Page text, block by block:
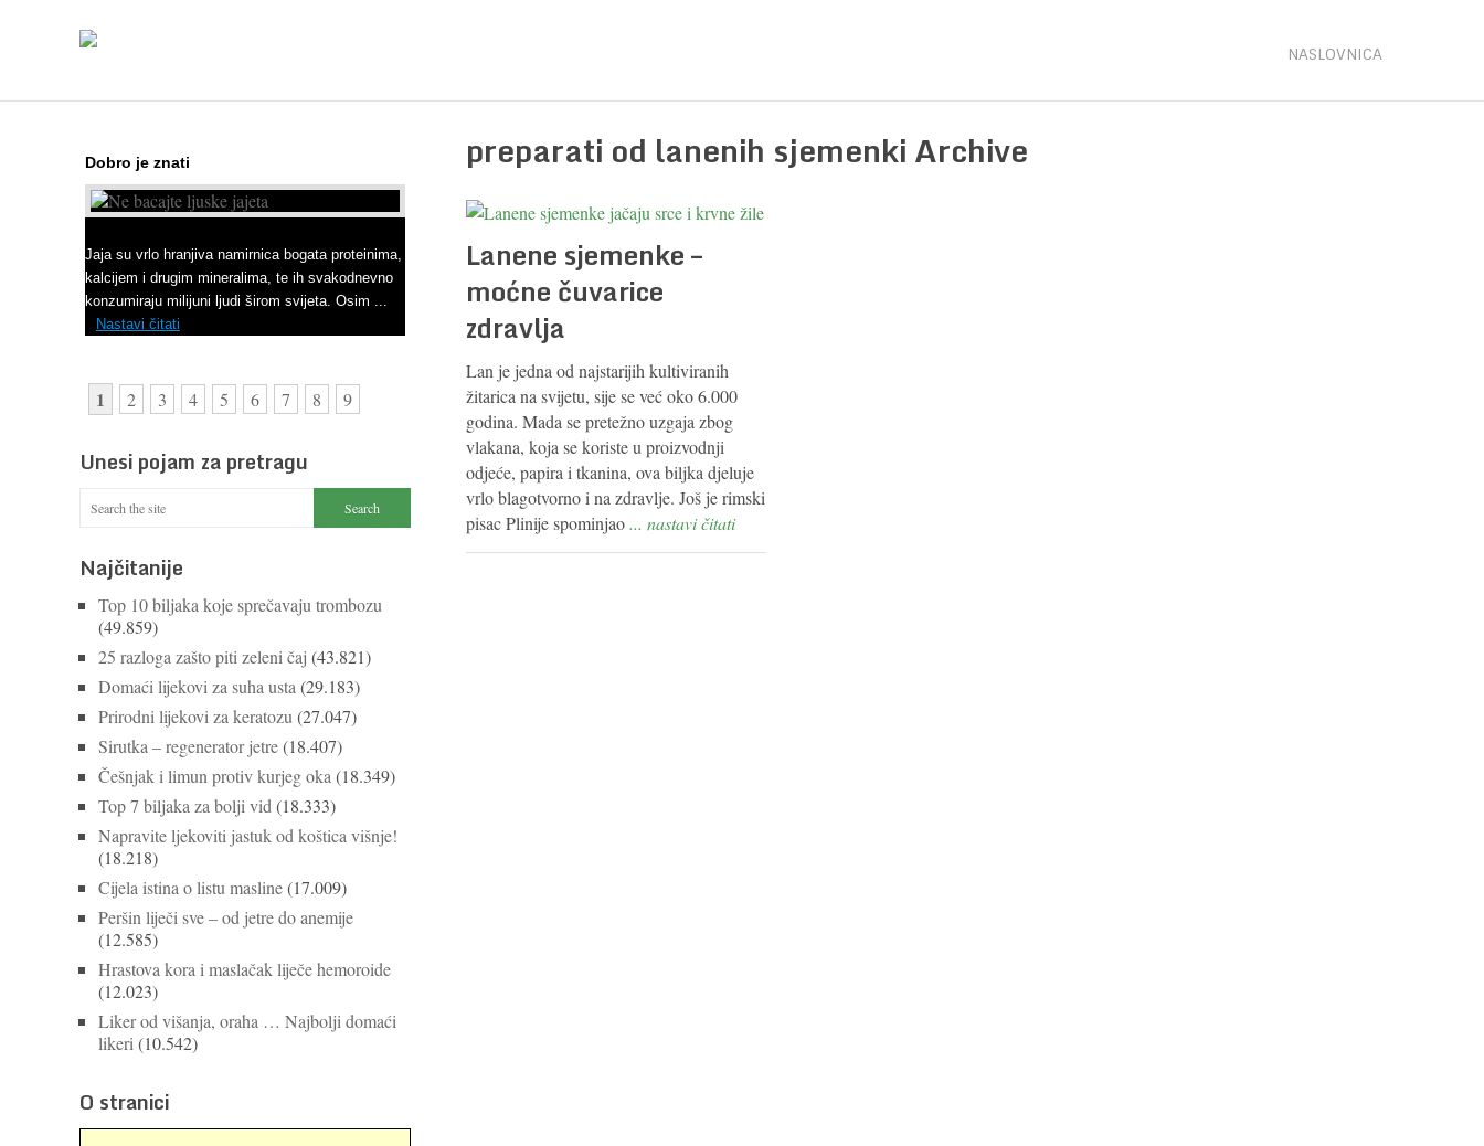
NASLOVNICA
preparati od lanenih sjemenki Archive
Lanene sjemenke –
moćne čuvarice
zdravlja
Lan je jedna od najstarijih kultiviranih
žitarica na svijetu, sije se već oko 6.000
godina. Mada se pretežno uzgaja zbog
vlakana, koja se koriste u proizvodnji
odjeće, papira i tkanina, ova biljka djeluje
vrlo blagotvorno i na zdravlje. Još je rimski
pisac Plinije spominjao... nastavi čitati
Dobro je znati
Jaja su vrlo hranjiva namirnica bogata proteinima,
kalcijem i drugim mineralima, te ih svakodnevno
konzumiraju milijuni ljudi širom svijeta. Osim ...
Nastavi čitati
1 2 3 4 5 6 7 8 9
Unesi pojam za pretragu
Najčitanije
Top 10 biljaka koje sprečavaju trombozu
(49.859)
25 razloga zašto piti zeleni čaj (43.821)
Domaći lijekovi za suha usta (29.183)
Prirodni lijekovi za keratozu (27.047)
Sirutka – regenerator jetre(18.407)
Češnjak i limun protiv kurjeg oka (18.349)
Top 7 biljaka za bolji vid (18.333)
Napravite ljekoviti jastuk od koštica višnje!
(18.218)
Cijela istina o listu masline(17.009)
Peršin liječi sve – od jetre do anemije
(12.585)
Hrastova kora i maslačak liječe hemoroide
(12.023)
Liker od višanja, oraha … Najbolji domaći
likeri (10.542)
O stranici